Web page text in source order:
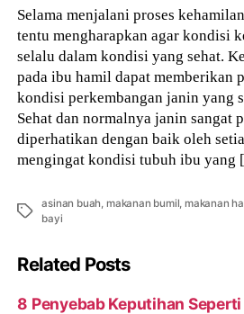
Selama menjalani proses
tentu mengharapkan agar kondisi
selalu dalam kondisi yang sehat.
pada ibu hamil dapat memberikan
kondisi perkembangan janin yang
Sehat dan normalnya janin sangat
diperhatikan dengan baik oleh
mengingat kondisi tubuh ibu
Tags
asinan buah makanan bumil makanan
bayi
Related Posts
8 Penyebab Keputihan